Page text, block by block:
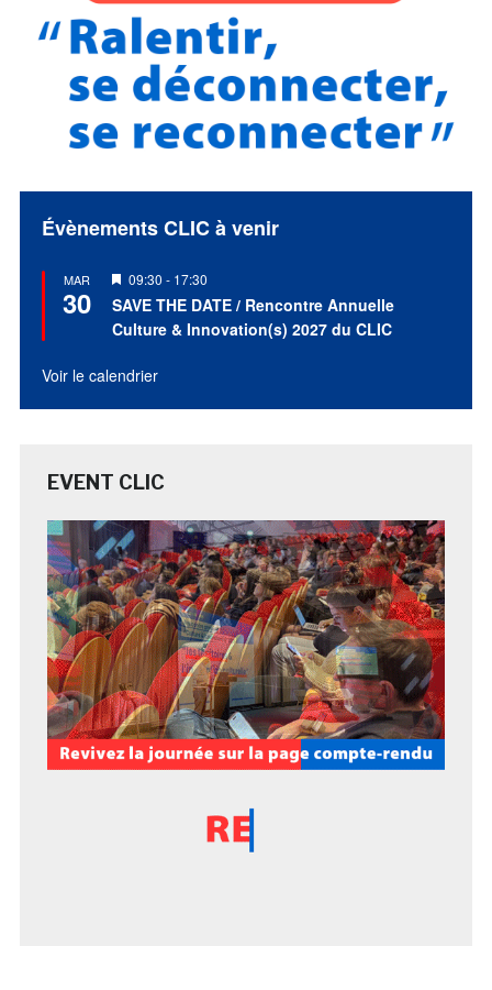
Évènements CLIC à venir
MAR
30
Mis
en
avant
09:30 - 17:30
SAVE THE DATE / Rencontre Annuelle
Culture & Innovation(s) 2027 du CLIC
Voir le calendrier
EVENT CLIC